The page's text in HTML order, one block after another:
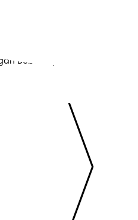
Bebek Uykusu Göbek